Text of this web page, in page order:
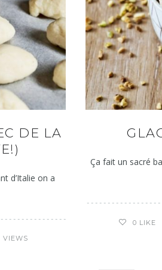
DE LA
d’Italie on a
VIEWS
Ça fait un sacré
0 LIKE